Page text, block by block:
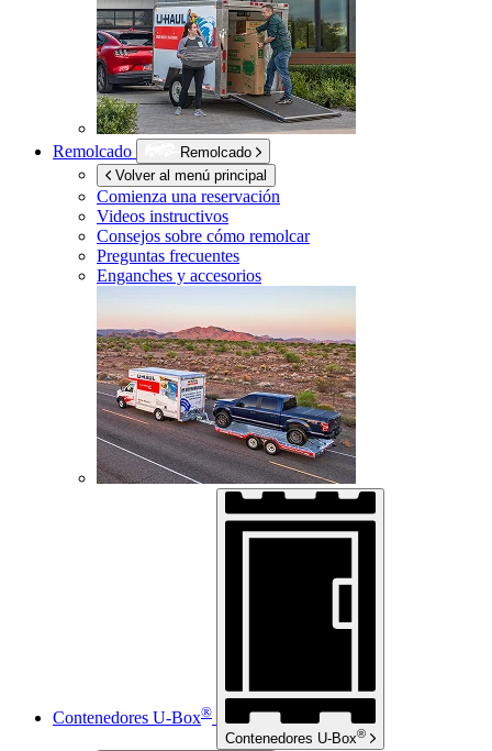
Remolcado
Remolcado
Volver al menú principal
Comienza una reservación
Videos instructivos
Consejos sobre cómo remolcar
Preguntas frecuentes
Enganches y accesorios
Contenedores U-Box®
Contenedores U-Box®